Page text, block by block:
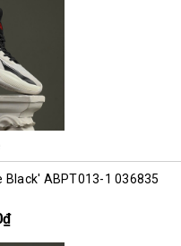
Black' ABPT013-1 036835